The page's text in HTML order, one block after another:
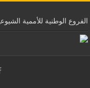
الفروع الوطنية للأممية